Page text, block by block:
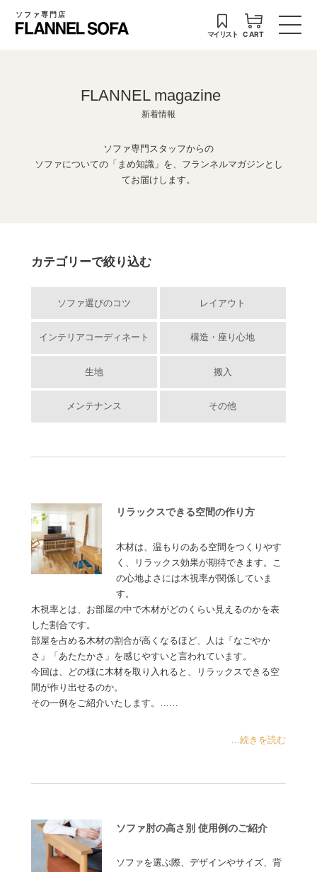
ソファ専門店
マイリスト CART
FLANNEL magazine
新着情報
ソファ専門スタッフからの
ソファについての「まめ知識」を、フランネルマガジンとし
てお届けします。
カテゴリーで絞り込む
ソファ選びのコツ レイアウト
インテリアコーディネート 構造・座り心地
生地 搬入
メンテナンス その他
リラックスできる空間の作り方
木材は、温もりのある空間をつくりやす
く、リラックス効果が期待できます。こ
の心地よさには木視率が関係していま
す。
木視率とは、お部屋の中で木材がどのくらい見えるのかを表
した割合です。
部屋を占める木材の割合が高くなるほど、人は「なごやか
さ」「あたたかさ」を感じやすいと言われています。
今回は、どの様に木材を取り入れると、リラックスできる空
間が作り出せるのか。
その一例をご紹介いたします。……
...続きを読む
ソファ肘の高さ別 使用例のご紹介
ソファを選ぶ際、デザインやサイズ、背